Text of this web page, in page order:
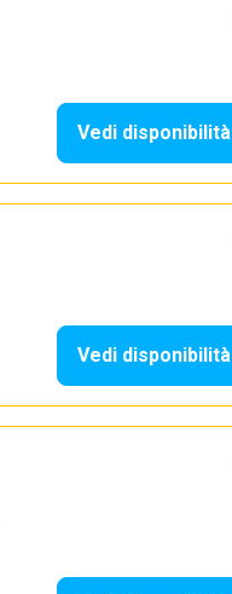
Vedi disponibilità
Vedi disponibilità